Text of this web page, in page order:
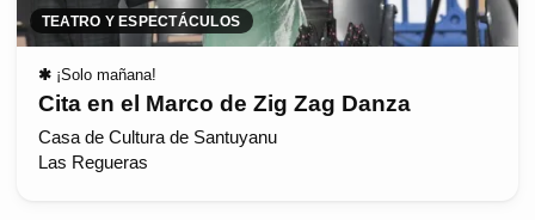
TEATRO Y ESPECTÁCULOS
✱ ¡Solo mañana!
Cita en el Marco de Zig Zag Danza
Casa de Cultura de Santuyanu
Las Regueras